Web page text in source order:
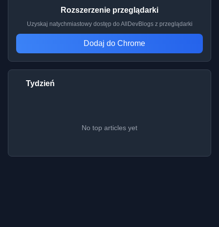
Rozszerzenie przeglądarki
Uzyskaj natychmiastowy dostęp do AllDevBlogs z przeglądarki
Dodaj do Chrome
Tydzień
No top articles yet